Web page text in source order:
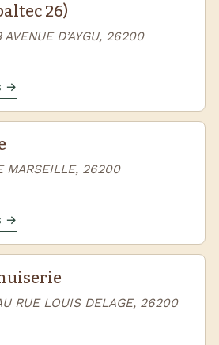
26)
AVENUE D’AYGU, 26200
→
MARSEILLE, 26200
→
RUE LOUIS DELAGE, 26200